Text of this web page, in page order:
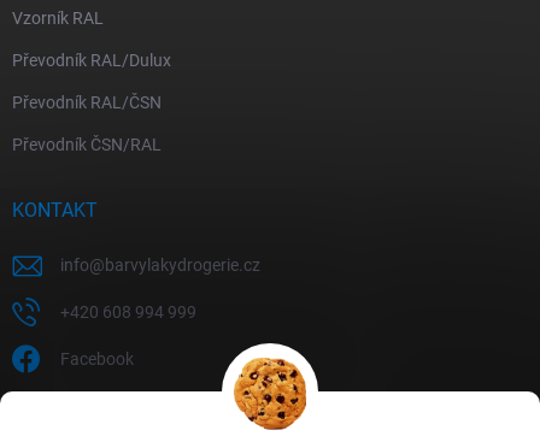
Vzorník RAL
Převodník RAL/Dulux
Převodník RAL/ČSN
Převodník ČSN/RAL
KONTAKT
info@barvylakydrogerie.cz
+420 608 994 999
Facebook